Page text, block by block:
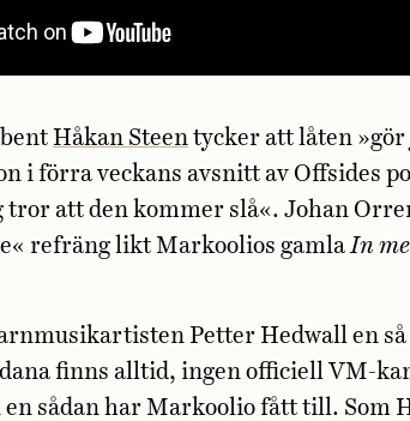
Håkan Steen tycker att låten »gör
i förra veckans avsnitt av Offsides
tror att den kommer slå«. Johan
refräng likt Markoolios gamlaIn
Petter Hedwall en
finns alltid, ingen officiell VM-
sådan har Markoolio fått till. Som